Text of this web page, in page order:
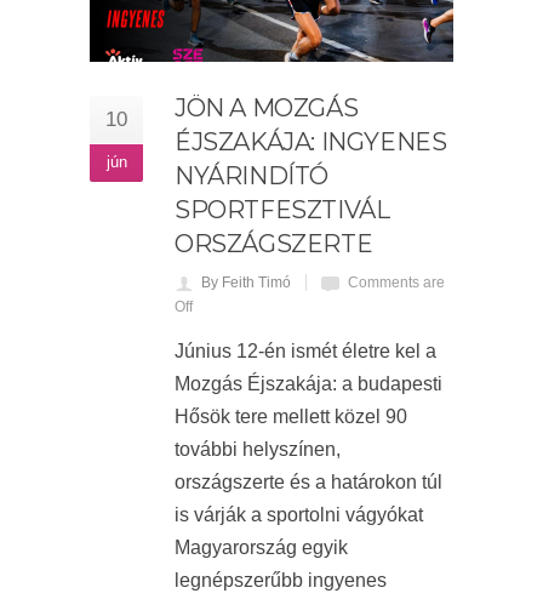
10
jún
JÖN A MOZGÁS
ÉJSZAKÁJA: INGYENES
NYÁRINDÍTÓ
SPORTFESZTIVÁL
ORSZÁGSZERTE
By Feith Timó
Comments are
Off
Június 12-én ismét életre kel a
Mozgás Éjszakája: a budapesti
Hősök tere mellett közel 90
további helyszínen,
országszerte és a határokon túl
is várják a sportolni vágyókat
Magyarország egyik
legnépszerűbb ingyenes